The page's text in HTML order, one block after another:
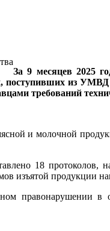
За 9 месяцев 2025
поступивших из
требований
и молочной
18
изъятой продукции
правонарушении